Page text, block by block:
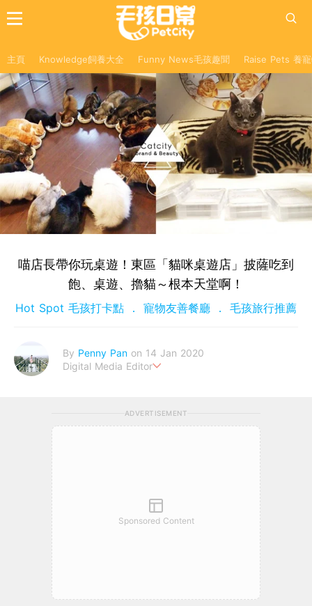
主頁 Knowledge飼養大全 Funny News毛孩趣聞 Raise Pets 養
喵店長帶你玩桌遊！東區「貓咪桌遊店」披薩吃到
飽、桌遊、擼貓～根本天堂啊！
Hot Spot 毛孩打卡點 寵物友善餐廳 毛孩旅行推薦
By Penny Pan on 14 Jan 2020
Digital Media Editor
ADVERTISEMENT
Sponsored Content